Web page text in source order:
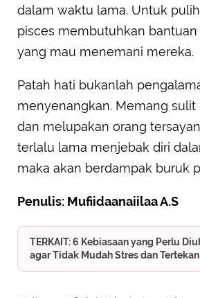
dalam waktu lama. Untuk
pisces membutuhkan
yang mau menemani mereka.
Patah hati bukanlah
menyenangkan. Memang
dan melupakan orang
terlalu lama menjebak diri
maka akan berdampak buruk
Penulis: Mufiidaanaiilaa A.S
TERKAIT: 6 Kebiasaan yang Perlu
agar Tidak Mudah Stres dan Tertekan